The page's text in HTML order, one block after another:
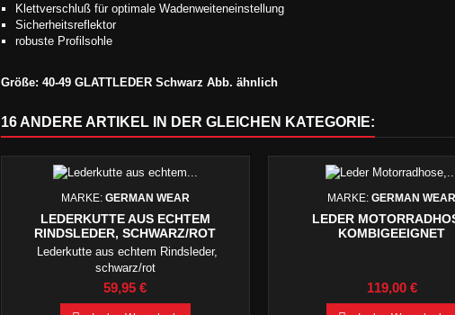
Klettverschluß für optimale Wadenweiteneinstellung
Sicherheitsreflektor
robuste Profilsohle
Größe: 40-49 GLATTLEDER Schwarz Abb. ähnlich
16 ANDERE ARTIKEL IN DER GLEICHEN KATEGORIE:
MARKE: GERMAN WEAR
LEDERKUTTE AUS ECHTEM
RINDSLEDER, SCHWARZ/ROT
Lederkutte aus echtem Rindsleder,
schwarz/rot
Preis
59,95 €
MARKE:GERMAN WEAR
LEDER
KOMBIGEEIGNET
Preis
119,00 €